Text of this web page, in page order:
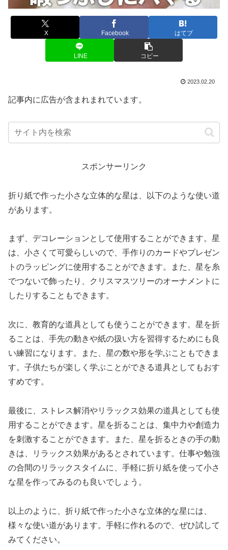
X Facebook はてブ
LINE コピー
2023.02.20
記事内に広告が含まれまれています。
スポンサーリンク
折り紙で作った小さな立体的な星は、以下のような使い道
があります。
まず、デコレーションとして使用することができます。星
は、小さくて可愛らしいので、手作りのカードやプレゼン
トのラッピングに使用することができます。また、星を糸
でつないで飾ったり、クリスマスツリーのオーナメントに
したりすることもできます。
次に、教育的な道具としても使うことができます。星を折
ることは、手先の動きや紙の扱い方を習得するためにも良
い練習になります。また、星の数や形を学ぶこともできま
す。子供たちが楽しく学ぶことができる道具としてもおす
すめです。
最後に、ストレス解消やリラックス効果の道具としても使
用することができます。星を折ることは、集中力や創造力
を刺激することができます。また、星を折るときの手の動
きは、リラックス効果があるとされています。仕事や勉強
の合間のリラックスタイムに、手軽に折り紙を使って小さ
な星を作ってみるのも良いでしょう。
以上のように、折り紙で作った小さな立体的な星には、
様々な使い道があります。手軽に作れるので、ぜひ試して
みてください。